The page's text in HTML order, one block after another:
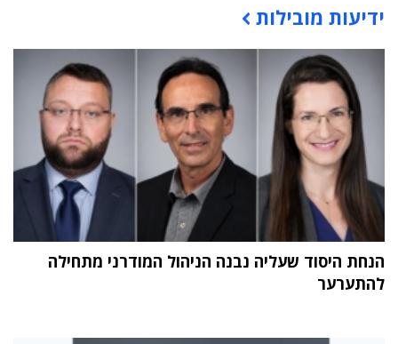
תוכן פרסומי
ידיעות מובילות
הנחת היסוד שעליה נבנה הניהול המודרני מתחילה
להתערער